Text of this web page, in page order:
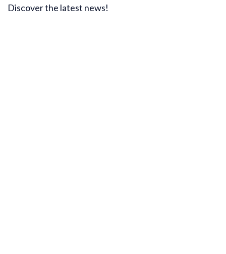
Discover the latest news!